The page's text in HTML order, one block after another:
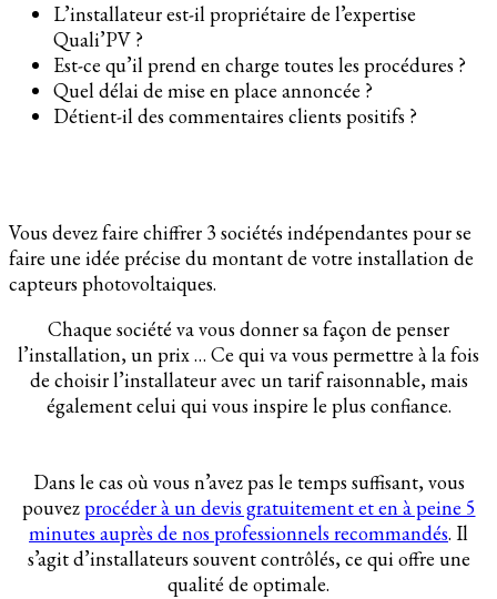
L’installateur est-il propriétaire de l’expertise
Quali’PV ?
Est-ce qu’il prend en charge toutes les procédures ?
Quel délai de mise en place annoncée ?
Détient-il des commentaires clients positifs ?
Vous devez faire chiffrer 3 sociétés indépendantes pour se
faire une idée précise du montant de votre installation de
capteurs photovoltaiques.
Chaque société va vous donner sa façon de penser
l’installation, un prix … Ce qui va vous permettre à la fois
de choisir l’installateur avec un tarif raisonnable, mais
également celui qui vous inspire le plus confiance.
Dans le cas où vous n’avez pas le temps suffisant, vous
pouvezprocéder à un devis gratuitement et en à peine 5
minutes auprès de nos professionnels recommandés. Il
s’agit d’installateurs souvent contrôlés, ce qui offre une
qualité de optimale.